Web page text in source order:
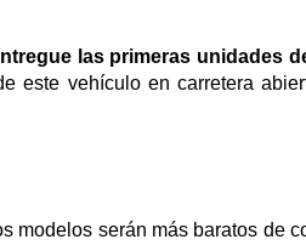
las primeras unidades
este vehículo en carretera
modelos serán más baratos de